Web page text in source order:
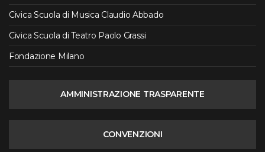
Civica Scuola di Musica Claudio Abbado
Civica Scuola di Teatro Paolo Grassi
Fondazione Milano
AMMINISTRAZIONE TRASPARENTE
CONVENZIONI